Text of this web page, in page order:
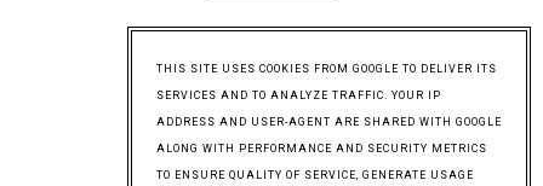
THIS SITE USES COOKIES FROM GOOGLE TO DELIVER ITS
SERVICES AND TO ANALYZE TRAFFIC. YOUR IP
ADDRESS AND USER-AGENT ARE SHARED WITH GOOGLE
ALONG WITH PERFORMANCE AND SECURITY METRICS
TO ENSURE QUALITY OF SERVICE, GENERATE USAGE